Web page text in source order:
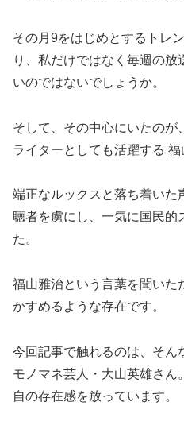
その月9をはじめとするトレ
り、私だけではなく毎週の
いのではないでしょうか。
そして、その中心にいたの
ライターとしても活躍する 福
端正なルックスと落ち着いた
聴者を虜にし、一気に国民的
た。
福山雅治という言葉を聞いた
かすめるような存在です。
今回記事で触れるのは、そん
モノマネ芸人・大山英雄さん
自の存在感を放っています。